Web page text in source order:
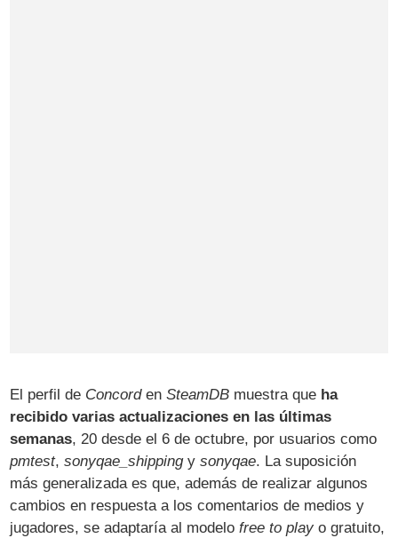
El perfil de ConcordenSteamDB muestra que ha
recibido varias actualizaciones en las últimas
semanas, 20 desde el 6 de octubre, por usuarios como
pmtest,sonyqae_shippingysonyqae. La suposición
más generalizada es que, además de realizar algunos
cambios en respuesta a los comentarios de medios y
jugadores, se adaptaría al modelofree to play o gratuito,